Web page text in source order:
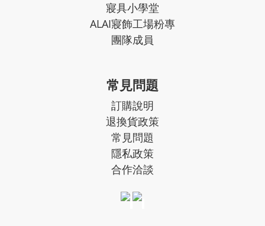
寢具小學堂
ALAI寢飾工場粉專
團隊成員
常見問題
訂購說明
退換貨政策
常見問題
隱私政策
合作洽談